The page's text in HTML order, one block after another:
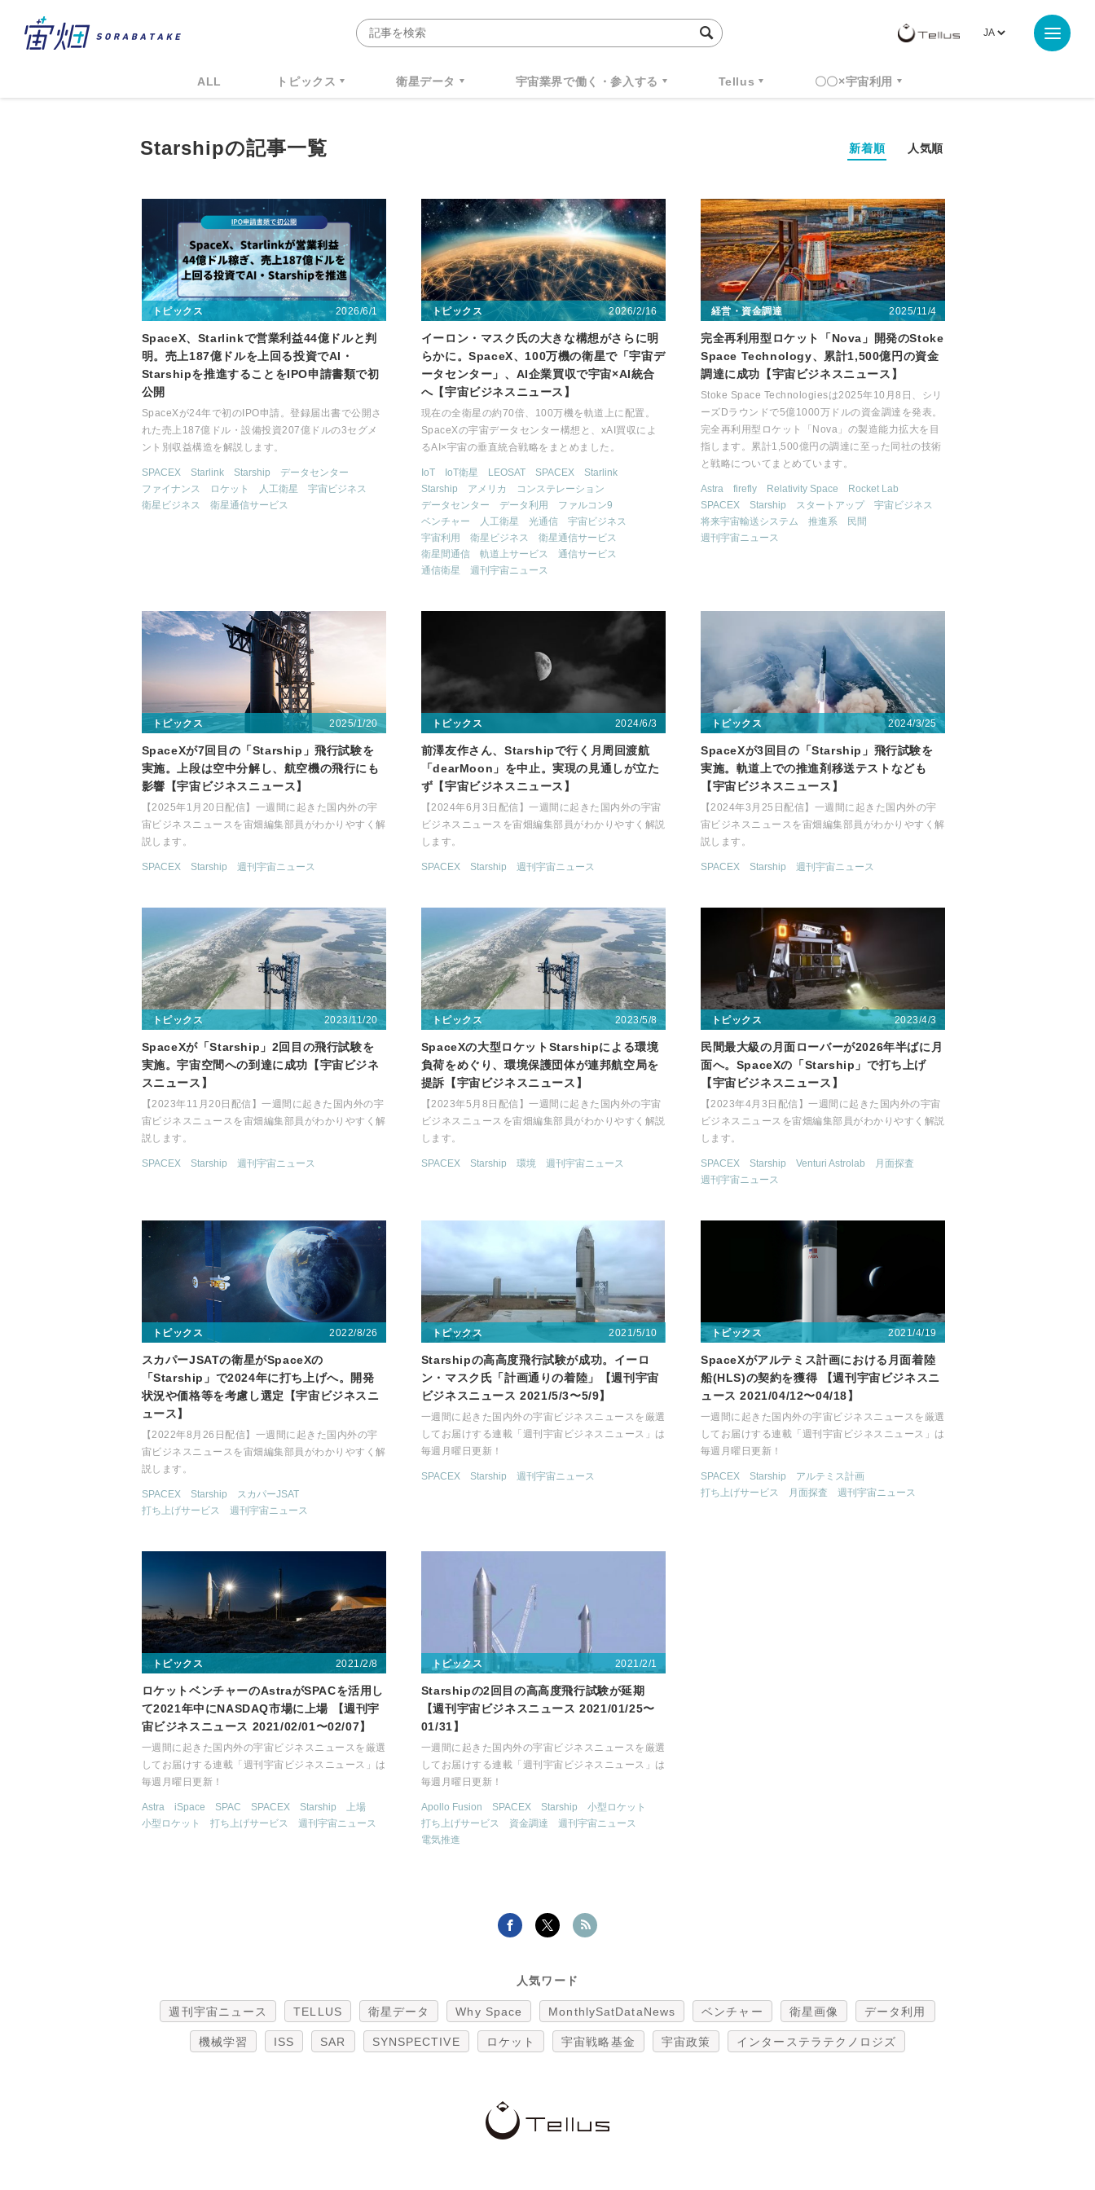
ALL トピックス 衛星データ 宇宙業界で働く・参入する Tellus 〇〇×宇宙利用
Starshipの記事一覧 新着順 人気順
トピックス 2026/6/1
SpaceX、Starlinkで営業利益44億ドルと判
明。売上187億ドルを上回る投資でAI・
Starshipを推進することをIPO申請書類で初
公開
SpaceXが24年で初のIPO申請。登録届出書で公開さ
れた売上187億ドル・設備投資207億ドルの3セグメ
ント別収益構造を解説します。
SPACEX Starlink Starship
データセンター
ファイナンス
ロケット 人工衛星
宇宙ビジネス
衛星ビジネス
衛星通信サービス
トピックス 2026/2/16
イーロン・マスク氏の大きな構想がさらに明
らかに。SpaceX、100万機の衛星で「宇宙デ
ータセンター」、AI企業買収で宇宙×AI統合
へ【宇宙ビジネスニュース】
現在の全衛星の約70倍、100万機を軌道上に配置。
SpaceXの宇宙データセンター構想と、xAI買収によ
るAI×宇宙の垂直統合戦略をまとめました。
IoT IoT衛星 LEOSAT SPACEX
Starlink
Starship
アメリカ
コンステレーション
データセンター
データ利用
ファルコン9
ベンチャー
人工衛星 光通信
宇宙ビジネス
宇宙利用
衛星ビジネス
衛星通信サービス
衛星間通信
軌道上サービス
通信サービス
通信衛星
週刊宇宙ニュース
経営・資金調達 2025/11/4
完全再利用型ロケット「Nova」開発のStoke
Space Technology、累計1,500億円の資金
調達に成功【宇宙ビジネスニュース】
Stoke Space Technologiesは2025年10月8日、シリ
ーズDラウンドで5億1000万ドルの資金調達を発表。
完全再利用型ロケット「Nova」の製造能力拡大を目
指します。累計1,500億円の調達に至った同社の技術
と戦略についてまとめています。
Astra firefly Relativity Space
Rocket Lab
SPACEX
Starship スタートアップ
宇宙ビジネス
将来宇宙輸送システム
推進系
民間
週刊宇宙ニュース
トピックス 2025/1/20
SpaceXが7回目の「Starship」飛行試験を
実施。上段は空中分解し、航空機の飛行にも
影響【宇宙ビジネスニュース】
【2025年1月20日配信】一週間に起きた国内外の宇
宙ビジネスニュースを宙畑編集部員がわかりやすく解
説します。
SPACEX Starship 週刊宇宙ニュース
トピックス 2024/6/3
前澤友作さん、Starshipで行く月周回渡航
「dearMoon」を中止。実現の見通しが立た
ず【宇宙ビジネスニュース】
【2024年6月3日配信】一週間に起きた国内外の宇宙
ビジネスニュースを宙畑編集部員がわかりやすく解説
します。
SPACEX Starship 週刊宇宙ニュース
トピックス 2024/3/25
SpaceXが3回目の「Starship」飛行試験を
実施。軌道上での推進剤移送テストなども
【宇宙ビジネスニュース】
【2024年3月25日配信】一週間に起きた国内外の宇
宙ビジネスニュースを宙畑編集部員がわかりやすく解
説します。
SPACEX Starship 週刊宇宙ニュース
トピックス 2023/11/20
SpaceXが「Starship」2回目の飛行試験を
実施。宇宙空間への到達に成功【宇宙ビジネ
スニュース】
【2023年11月20日配信】一週間に起きた国内外の宇
宙ビジネスニュースを宙畑編集部員がわかりやすく解
説します。
SPACEX Starship 週刊宇宙ニュース
トピックス 2023/5/8
SpaceXの大型ロケットStarshipによる環境
負荷をめぐり、環境保護団体が連邦航空局を
提訴【宇宙ビジネスニュース】
【2023年5月8日配信】一週間に起きた国内外の宇宙
ビジネスニュースを宙畑編集部員がわかりやすく解説
します。
SPACEX Starship 環境 週刊宇宙ニュース
トピックス 2023/4/3
民間最大級の月面ローバーが2026年半ばに月
面へ。SpaceXの「Starship」で打ち上げ
【宇宙ビジネスニュース】
【2023年4月3日配信】一週間に起きた国内外の宇宙
ビジネスニュースを宙畑編集部員がわかりやすく解説
します。
SPACEX Starship Venturi Astrolab
月面探査
週刊宇宙ニュース
トピックス 2022/8/26
スカパーJSATの衛星がSpaceXの
「Starship」で2024年に打ち上げへ。開発
状況や価格等を考慮し選定【宇宙ビジネスニ
ュース】
【2022年8月26日配信】一週間に起きた国内外の宇
宙ビジネスニュースを宙畑編集部員がわかりやすく解
説します。
SPACEX Starship
スカパーJSAT
打ち上げサービス
週刊宇宙ニュース
トピックス 2021/5/10
Starshipの高高度飛行試験が成功。イーロ
ン・マスク氏「計画通りの着陸」【週刊宇宙
ビジネスニュース 2021/5/3〜5/9】
一週間に起きた国内外の宇宙ビジネスニュースを厳選
してお届けする連載「週刊宇宙ビジネスニュース」は
毎週月曜日更新！
SPACEX Starship 週刊宇宙ニュース
トピックス 2021/4/19
SpaceXがアルテミス計画における月面着陸
船(HLS)の契約を獲得 【週刊宇宙ビジネスニ
ュース 2021/04/12〜04/18】
一週間に起きた国内外の宇宙ビジネスニュースを厳選
してお届けする連載「週刊宇宙ビジネスニュース」は
毎週月曜日更新！
SPACEX Starship
アルテミス計画
打ち上げサービス
月面探査 週刊宇宙ニュース
トピックス 2021/2/8
ロケットベンチャーのAstraがSPACを活用し
て2021年中にNASDAQ市場に上場 【週刊宇
宙ビジネスニュース 2021/02/01〜02/07】
一週間に起きた国内外の宇宙ビジネスニュースを厳選
してお届けする連載「週刊宇宙ビジネスニュース」は
毎週月曜日更新！
Astra iSpace SPAC SPACEX Starship
上場
小型ロケット
打ち上げサービス 週刊宇宙ニュース
トピックス 2021/2/1
Starshipの2回目の高高度飛行試験が延期
【週刊宇宙ビジネスニュース 2021/01/25〜
01/31】
一週間に起きた国内外の宇宙ビジネスニュースを厳選
してお届けする連載「週刊宇宙ビジネスニュース」は
毎週月曜日更新！
Apollo Fusion SPACEX Starship
小型ロケット
打ち上げサービス
資金調達
週刊宇宙ニュース
電気推進
人気ワード
週刊宇宙ニュース TELLUS 衛星データ Why Space MonthlySatDataNews ベンチャー 衛星画像 データ利用
機械学習 ISS SAR SYNSPECTIVE ロケット 宇宙戦略基金 宇宙政策 インターステラテクノロジズ